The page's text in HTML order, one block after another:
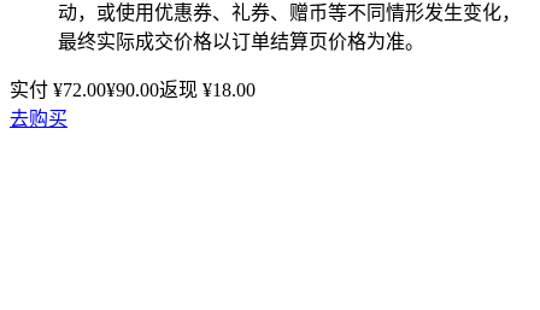
动，或使用优惠券、礼券、赠币等不同情形发生变化，
最终实际成交价格以订单结算页价格为准。
实付 ¥72.00¥90.00返现 ¥18.00
去购买